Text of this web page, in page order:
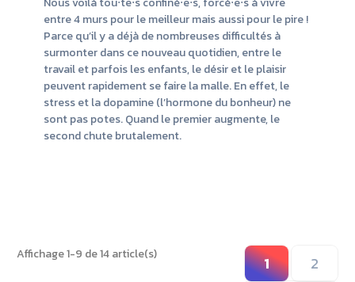
entre 4 murs pour le meilleur mais aussi pour le pire !
Parce qu’il y a déjà de nombreuses difficultés à
surmonter dans ce nouveau quotidien, entre le
travail et parfois les enfants, le désir et le plaisir
peuvent rapidement se faire la malle. En effet, le
stress et la dopamine (l’hormone du bonheur) ne
sont pas potes. Quand le premier augmente, le
second chute brutalement.
Affichage 1-9 de 14 article(s) 1
2